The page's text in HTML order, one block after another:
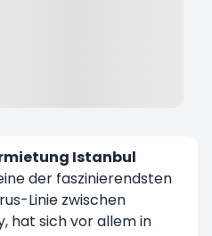
Istanbul
der faszinierendsten
Linie zwischen
hat sich vor allem in